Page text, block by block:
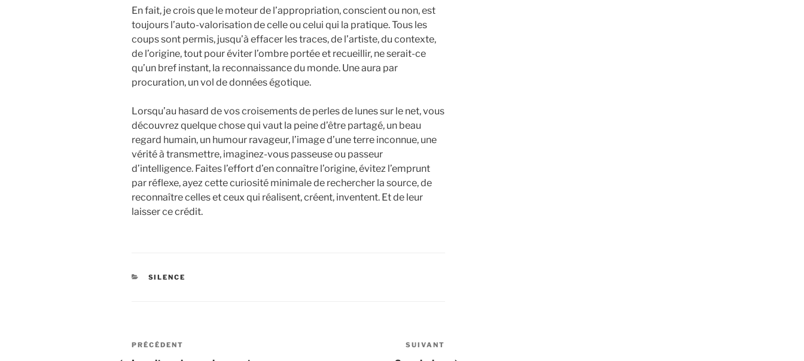
En fait, je crois que le moteur de l’appropriation, conscient ou non, est
toujours l’auto-valorisation de celle ou celui qui la pratique. Tous les
coups sont permis, jusqu’à effacer les traces, de l’artiste, du contexte,
de l’origine, tout pour éviter l’ombre portée et recueillir, ne serait-ce
qu’un bref instant, la reconnaissance du monde. Une aura par
procuration, un vol de données égotique.
Lorsqu’au hasard de vos croisements de perles de lunes sur le net, vous
découvrez quelque chose qui vaut la peine d’être partagé, un beau
regard humain, un humour ravageur, l’image d’une terre inconnue, une
vérité à transmettre, imaginez-vous passeuse ou passeur
d’intelligence. Faites l’effort d’en connaître l’origine, évitez l’emprunt
par réflexe, ayez cette curiosité minimale de rechercher la source, de
reconnaître celles et ceux qui réalisent, créent, inventent. Et de leur
laisser ce crédit.
CATÉGORIES
SILENCE
Navigation
Article
PRÉCÉDENT SUIVANT